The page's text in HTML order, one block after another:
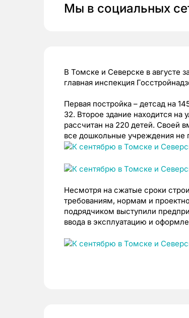
Мы в социальных
В Томске и Северске в августе
главная инспекция
Первая постройка – детсад на
32. Второе здание находится на
рассчитан на 220 детей. Своей
все дошкольные учреждения не
Несмотря на сжатые сроки
требованиям, нормам и
подрядчиком выступили
ввода в эксплуатацию и